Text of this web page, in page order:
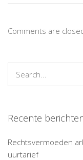
Comments are
Recente
Rechtsvermoeden
uurtarief